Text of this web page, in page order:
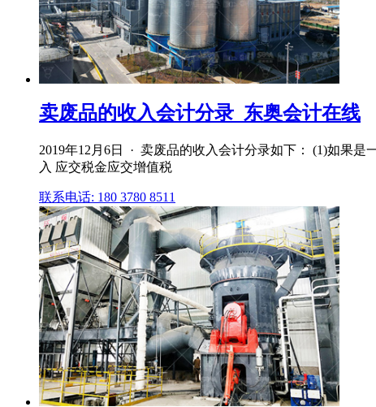
卖废品的收入会计分录_东奥会计在线
2019年12月6日 · 卖废品的收入会计分录如下： (1)如果
入 应交税金应交增值税
联系电话: 180 3780 8511